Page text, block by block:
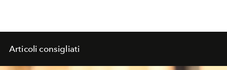
Articoli consigliati